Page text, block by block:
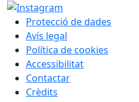
Protecció de dades
Avís legal
Política de cookies
Accessibilitat
Contactar
Crèdits